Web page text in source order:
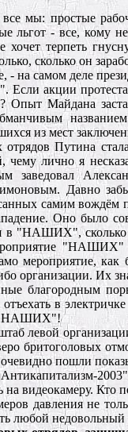
мы: простые
льгот - все, кому
терпеть
сколько он
- на самом деле
акции протеста
Опыт Майдана
из мecт
Путина
чему лично я
заведовал
Давно
самим
Оно было
в "НАШИХ", сколько
"НАШИХ"
мероприятие,
организации. Их
благородным
в
"НАШИХ"!
левой
бритоголовых
пошли
на видеокамеру.
давления не
любой